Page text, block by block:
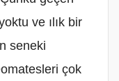
ve ılık bir
seneki
çok